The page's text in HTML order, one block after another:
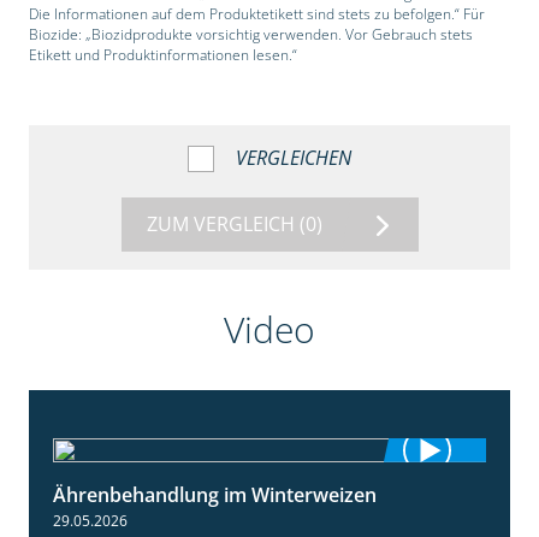
Die Informationen auf dem Produktetikett sind stets zu befolgen.“ Für
Biozide: „Biozidprodukte vorsichtig verwenden. Vor Gebrauch stets
Etikett und Produktinformationen lesen.“
VERGLEICHEN
ZUM VERGLEICH (0)
Video
Ährenbehandlung im Winterweizen
29.05.2026